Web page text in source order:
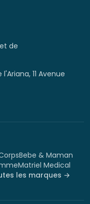
de
11 Avenue
Bebe & Maman
Matriel Medical
les marques →